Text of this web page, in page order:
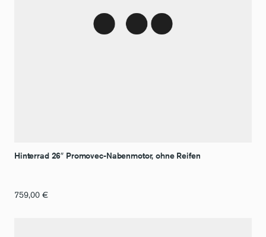
Hinterrad 26″ Promovec-Nabenmotor, ohne Reifen
759,00 €